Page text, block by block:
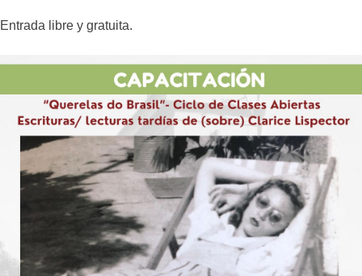
Entrada libre y gratuita.